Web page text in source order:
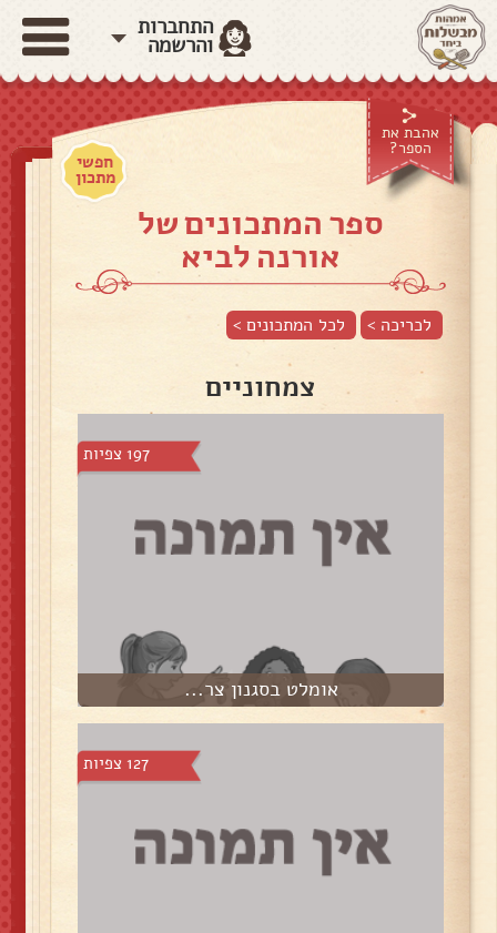
התחברות
והרשמה
אהבת את
הספר?
חפשי
מתכון
ספר המתכונים של
אורנה לביא
לכריכה > לכל המתכונים >
צמחוניים
197 צפיות
אומלט בסגנון צר...
127 צפיות